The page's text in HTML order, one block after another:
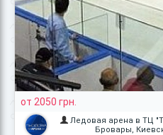
от 2050 грн.
Ледовая арена в ТЦ
Бровары,